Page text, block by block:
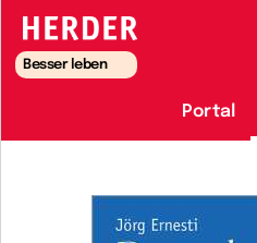
HERDER-MENÜ
Besser leben
Portal